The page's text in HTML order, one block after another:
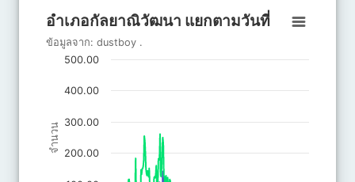
อำเภอกัลยาณิวัฒนา แยกตามวันที่
Line chart with 3 lines.
ข้อมูลจาก: dustboy .
The chart has 1 Y axis displaying จำนวน. Data ranges from 0 to
จำนวน
อำเภอกัลยาณิวัฒนา แยกตามวันที่
ข้อมูลจาก: dustboy .
200.00
300.00
400.00
500.00